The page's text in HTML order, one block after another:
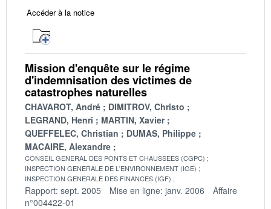
Accéder à la notice
Mission d'enquête sur le régime
d'indemnisation des victimes de
catastrophes naturelles
CHAVAROT, André
DIMITROV, Christo
LEGRAND, Henri
MARTIN, Xavier
QUEFFELEC, Christian
DUMAS, Philippe
MACAIRE, Alexandre
CONSEIL GENERAL DES PONTS ET CHAUSSEES (CGPC)
INSPECTION GENERALE DE L'ENVIRONNEMENT (IGE)
INSPECTION GENERALE DES FINANCES (IGF)
Rapport: sept. 2005 Mise en ligne: janv. 2006
Affaire
n°004422-01